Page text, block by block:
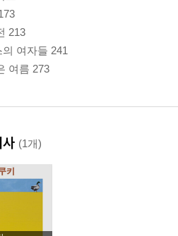
213
여자들 241
여름 273
(1개)